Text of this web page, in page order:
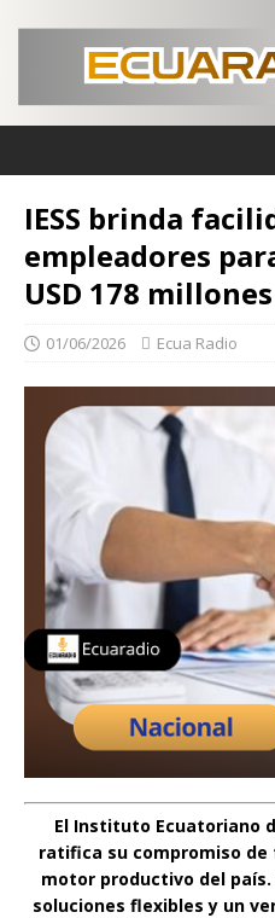
IESS brinda
empleadores
USD 178 millones
01/06/2026 Ecua Radio
El Instituto Ecuatoriano
ratifica su compromiso
motor productivo del
soluciones flexibles y un